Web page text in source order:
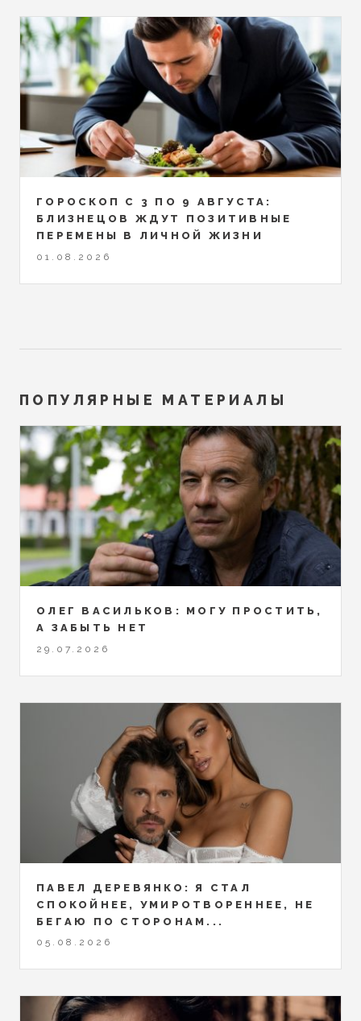
ГОРОСКОП С 3 ПО 9 АВГУСТА:
БЛИЗНЕЦОВ ЖДУТ ПОЗИТИВНЫЕ
ПЕРЕМЕНЫ В ЛИЧНОЙ ЖИЗНИ
01.08.2026
ПОПУЛЯРНЫЕ МАТЕРИАЛЫ
ОЛЕГ ВАСИЛЬКОВ: МОГУ ПРОСТИТЬ,
А ЗАБЫТЬ НЕТ
29.07.2026
ПАВЕЛ ДЕРЕВЯНКО: Я СТАЛ
СПОКОЙНЕЕ, УМИРОТВОРЕННЕЕ, НЕ
БЕГАЮ ПО СТОРОНАМ...
05.08.2026